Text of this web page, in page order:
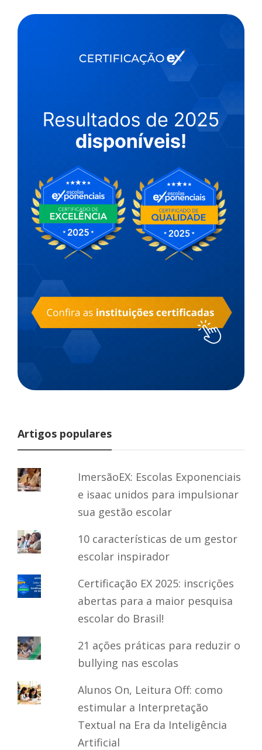
Artigos populares
ImersãoEX: Escolas Exponenciais
e isaac unidos para impulsionar
sua gestão escolar
10 características de um gestor
escolar inspirador
Certificação EX 2025: inscrições
abertas para a maior pesquisa
escolar do Brasil!
21 ações práticas para reduzir o
bullying nas escolas
Alunos On, Leitura Off: como
estimular a Interpretação
Textual na Era da Inteligência
Artificial